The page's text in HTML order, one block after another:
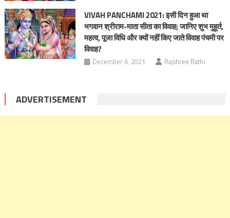
VIVAH PANCHAMI 2021: इसी दिन हुआ था
भगवान श्रीराम-माता सीता का विवाह; जानिए शुभ मुहूर्त,
महत्‍व, पूजा विधि और क्यों नहीं किए जाते विवाह पंचमी पर
विवाह?
December 6, 2021 Rajshree Rathi
ADVERTISEMENT